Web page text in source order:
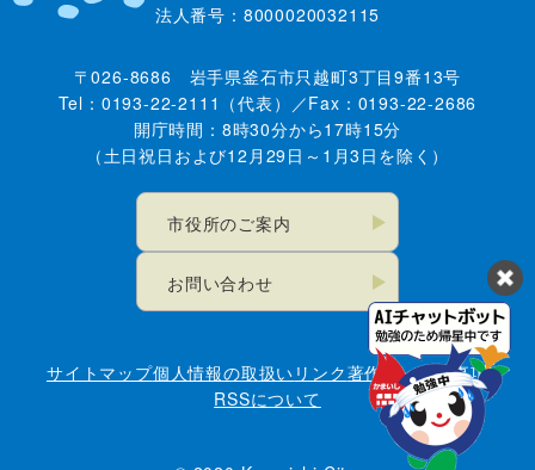
法人番号：8000020032115
〒026-8686 岩手県釜石市只越町3丁目9番13号
Tel：0193-22-2111（代表）／Fax：0193-22-2686
開庁時間：8時30分から17時15分
（土日祝日および12月29日～1月3日を除く）
市役所のご案内
お問い合わせ
サイトマップ個人情報の取扱い リンク著作権・免責事項
RSSについて